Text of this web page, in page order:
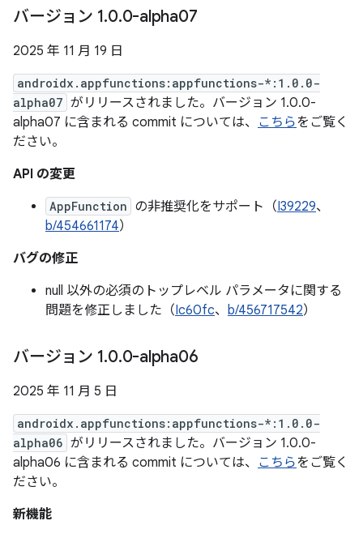
バージョン 1.0.0-alpha07
2025 年 11 月 19 日
androidx.appfunctions:appfunctions-*:1.0.0-
alpha07 がリリースされました。バージョン 1.0.0-
alpha07 に含まれる commit については、 こちらをご覧く
ださい。
API の変更
AppFunction の非推奨化をサポート（I39229、
b/454661174）
バグの修正
null 以外の必須のトップレベル パラメータに関する
問題を修正しました（Ic60fc、 b/456717542）
バージョン 1.0.0-alpha06
2025 年 11 月 5 日
androidx.appfunctions:appfunctions-*:1.0.0-
alpha06 がリリースされました。バージョン 1.0.0-
alpha06 に含まれる commit については、 こちらをご覧く
ださい。
新機能